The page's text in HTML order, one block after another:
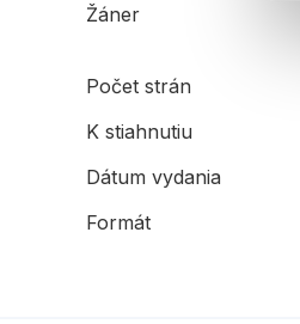
Žáner
Počet strán
K stiahnutiu
Dátum vydania
Formát